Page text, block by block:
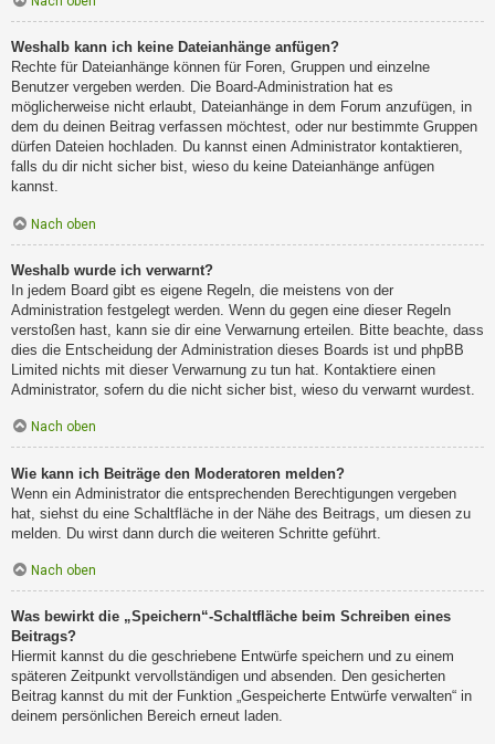
Weshalb kann ich keine Dateianhänge anfügen?
Rechte für Dateianhänge können für Foren, Gruppen und einzelne
Benutzer vergeben werden. Die Board-Administration hat es
möglicherweise nicht erlaubt, Dateianhänge in dem Forum anzufügen, in
dem du deinen Beitrag verfassen möchtest, oder nur bestimmte Gruppen
dürfen Dateien hochladen. Du kannst einen Administrator kontaktieren,
falls du dir nicht sicher bist, wieso du keine Dateianhänge anfügen
kannst.
Nach oben
Weshalb wurde ich verwarnt?
In jedem Board gibt es eigene Regeln, die meistens von der
Administration festgelegt werden. Wenn du gegen eine dieser Regeln
verstoßen hast, kann sie dir eine Verwarnung erteilen. Bitte beachte, dass
dies die Entscheidung der Administration dieses Boards ist und phpBB
Limited nichts mit dieser Verwarnung zu tun hat. Kontaktiere einen
Administrator, sofern du die nicht sicher bist, wieso du verwarnt wurdest.
Nach oben
Wie kann ich Beiträge den Moderatoren melden?
Wenn ein Administrator die entsprechenden Berechtigungen vergeben
hat, siehst du eine Schaltfläche in der Nähe des Beitrags, um diesen zu
melden. Du wirst dann durch die weiteren Schritte geführt.
Nach oben
Was bewirkt die „Speichern“-Schaltfläche beim Schreiben eines
Beitrags?
Hiermit kannst du die geschriebene Entwürfe speichern und zu einem
späteren Zeitpunkt vervollständigen und absenden. Den gesicherten
Beitrag kannst du mit der Funktion „Gespeicherte Entwürfe verwalten“ in
deinem persönlichen Bereich erneut laden.